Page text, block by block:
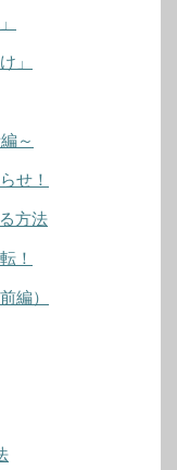
」
～
せ！
方法
！
編）